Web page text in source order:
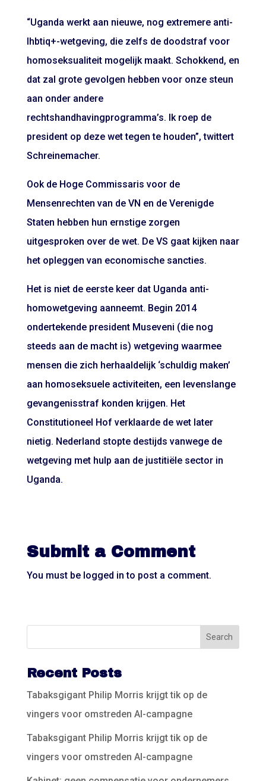
“Uganda werkt aan nieuwe, nog extremere anti-
lhbtiq+-wetgeving, die zelfs de doodstraf voor
homoseksualiteit mogelijk maakt. Schokkend, en
dat zal grote gevolgen hebben voor onze steun
aan onder andere
rechtshandhavingprogramma’s. Ik roep de
president op deze wet tegen te houden”, twittert
Schreinemacher.
Ook de Hoge Commissaris voor de
Mensenrechten van de VN en de Verenigde
Staten hebben hun ernstige zorgen
uitgesproken over de wet. De VS gaat kijken naar
het opleggen van economische sancties.
Het is niet de eerste keer dat Uganda anti-
homowetgeving aanneemt. Begin 2014
ondertekende president Museveni (die nog
steeds aan de macht is) wetgeving waarmee
mensen die zich herhaaldelijk ‘schuldig maken’
aan homoseksuele activiteiten, een levenslange
gevangenisstraf konden krijgen. Het
Constitutioneel Hof verklaarde de wet later
nietig. Nederland stopte destijds vanwege de
wetgeving met hulp aan de justitiële sector in
Uganda.
Submit a Comment
You must be logged in to post a comment.
Recent Posts
Tabaksgigant Philip Morris krijgt tik op de
vingers voor omstreden AI-campagne
Tabaksgigant Philip Morris krijgt tik op de
vingers voor omstreden AI-campagne